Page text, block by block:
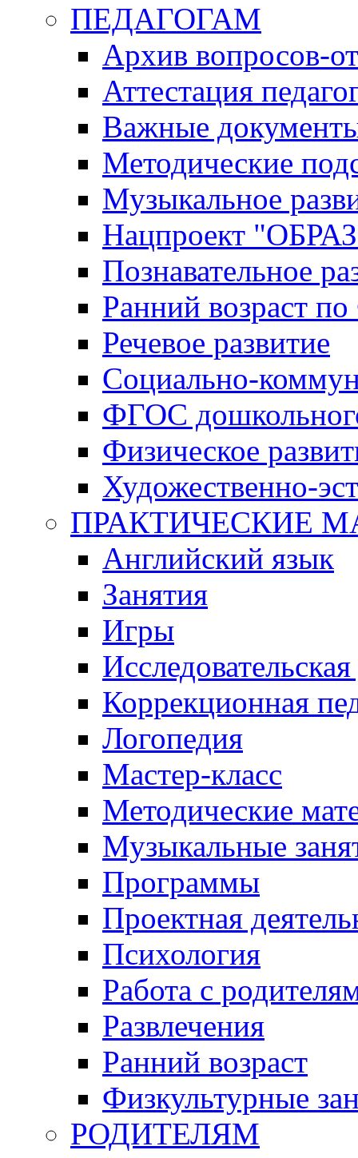
ПЕДАГОГАМ
Архив вопросов-
Аттестация
Важные
Методические
Музыкальное
Нацпроект
Познавательное
Ранний возраст
Речевое развитие
Социально-
ФГОС
Физическое
Художественно-
ПРАКТИЧЕСКИЕ
Английский язык
Занятия
Игры
Коррекционная
Логопедия
Мастер-класс
Методические
Музыкальные
Программы
Проектная
Психология
Работа с
Развлечения
Ранний возраст
Физкультурные
РОДИТЕЛЯМ